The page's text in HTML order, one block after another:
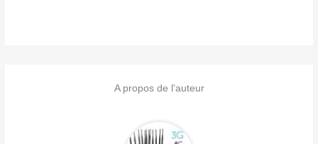
A propos de l'auteur